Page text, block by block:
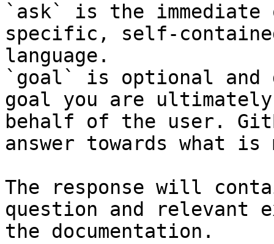
`ask` is the
specific, self-
language.
`goal` is optional and
goal you are
behalf of the user.
answer towards what
The response will
question and relevant
the documentation.